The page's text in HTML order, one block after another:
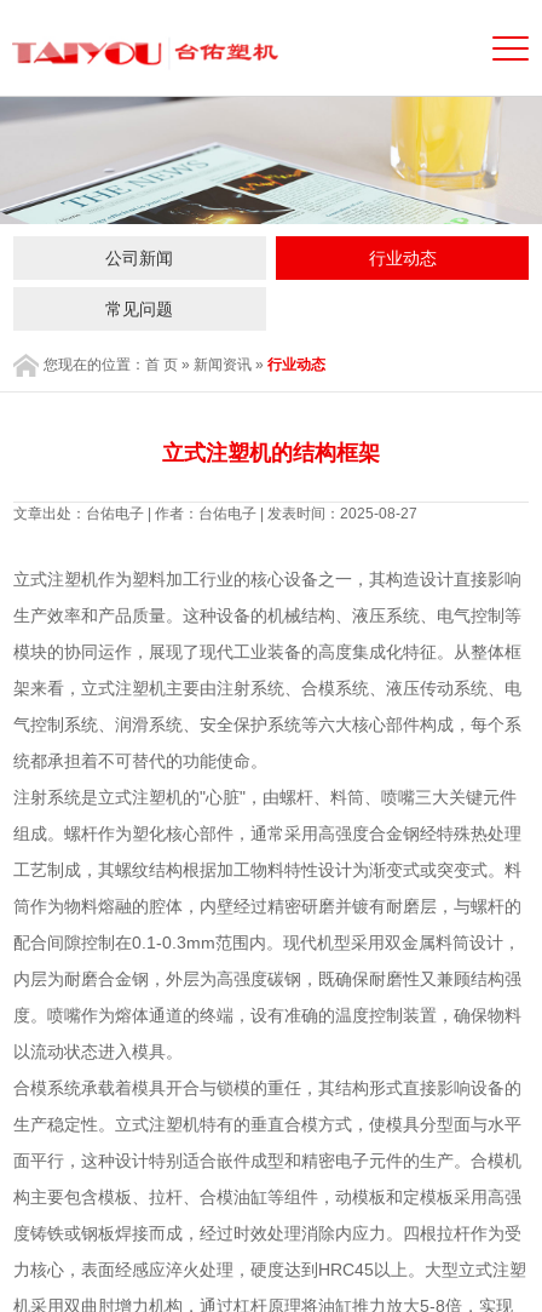
公司新闻 行业动态
常见问题
您现在的位置：首 页 » 新闻资讯 »行业动态
立式注塑机的结构框架
文章出处：台佑电子 | 作者：台佑电子 | 发表时间：2025-08-27
立式注塑机作为塑料加工行业的核心设备之一，其构造设计直接影响
生产效率和产品质量。这种设备的机械结构、液压系统、电气控制等
模块的协同运作，展现了现代工业装备的高度集成化特征。从整体框
架来看，立式注塑机主要由注射系统、合模系统、液压传动系统、电
气控制系统、润滑系统、安全保护系统等六大核心部件构成，每个系
统都承担着不可替代的功能使命。
注射系统是立式注塑机的"心脏"，由螺杆、料筒、喷嘴三大关键元件
组成。螺杆作为塑化核心部件，通常采用高强度合金钢经特殊热处理
工艺制成，其螺纹结构根据加工物料特性设计为渐变式或突变式。料
筒作为物料熔融的腔体，内壁经过精密研磨并镀有耐磨层，与螺杆的
配合间隙控制在0.1-0.3mm范围内。现代机型采用双金属料筒设计，
内层为耐磨合金钢，外层为高强度碳钢，既确保耐磨性又兼顾结构强
度。喷嘴作为熔体通道的终端，设有准确的温度控制装置，确保物料
以流动状态进入模具。
合模系统承载着模具开合与锁模的重任，其结构形式直接影响设备的
生产稳定性。立式注塑机特有的垂直合模方式，使模具分型面与水平
面平行，这种设计特别适合嵌件成型和精密电子元件的生产。合模机
构主要包含模板、拉杆、合模油缸等组件，动模板和定模板采用高强
度铸铁或钢板焊接而成，经过时效处理消除内应力。四根拉杆作为受
力核心，表面经感应淬火处理，硬度达到HRC45以上。大型立式注塑
机采用双曲肘增力机构，通过杠杆原理将油缸推力放大5-8倍，实现